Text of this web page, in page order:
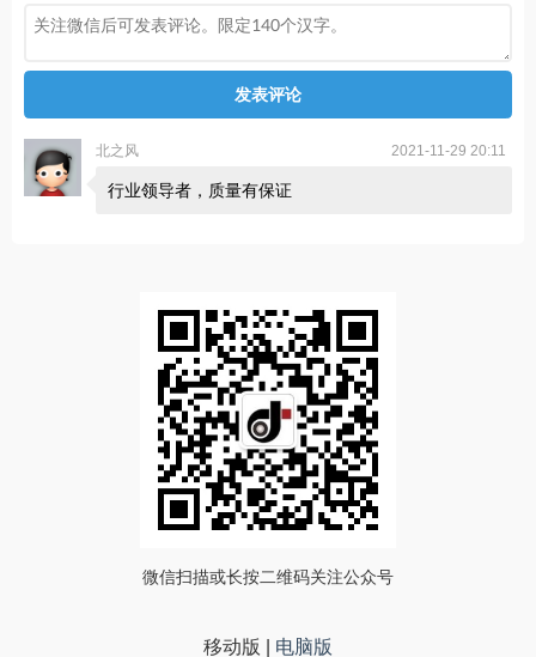
发表评论
北之风
行业领导者，质量有保证
2021-11-29 20:11
微信扫描或长按二维码关注公众号
移动版 电脑版